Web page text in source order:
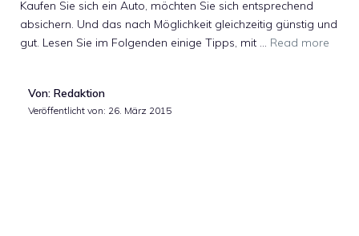
Kaufen Sie sich ein Auto, möchten Sie sich entsprechend
absichern. Und das nach Möglichkeit gleichzeitig günstig und
gut. Lesen Sie im Folgenden einige Tipps, mit … Read more
Von: Redaktion
Veröffentlicht von: 26. März 2015